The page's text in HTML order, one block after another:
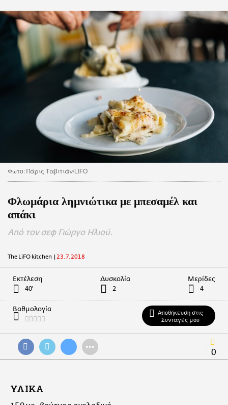
CITY GUIDE
ΑΜΠΑ
PRINT
Φλωμάρια λημνιώτικα με μπεσαμέλ και
απάκι
Από τον σεφ Γιώργο Ηλιού.
The LiFO kitchen 23.7.2018
Φωτο: Πάρις Ταβιτιάν/LIFO
Βαθμολογία
Αποθήκευση στις
Συνταγές μου
Εκτέλεση
40'
Δυσκολία
2
Μερίδες
4
ΥΛΙΚΑ
•••
0